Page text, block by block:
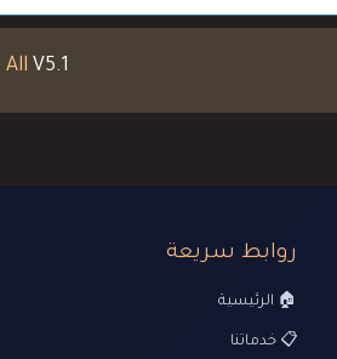
All V5.1
روابط سريعة
🏠 الرئيسية
📋 خدماتنا